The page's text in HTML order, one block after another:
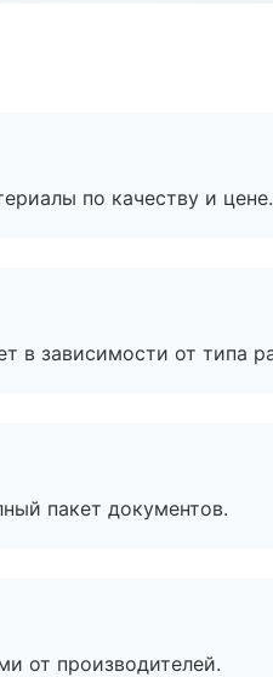
по качеству и цене.
в зависимости от типа
пакет документов.
от производителей.